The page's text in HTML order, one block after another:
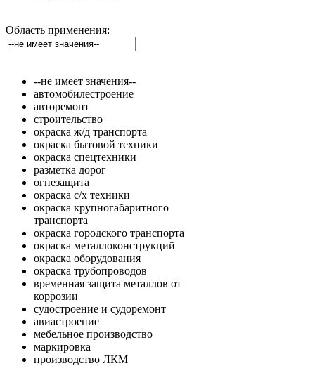
Область применения:
--не имеет значения--
автомобилестроение
авторемонт
строительство
окраска ж/д транспорта
окраска бытовой техники
окраска спецтехники
разметка дорог
огнезащита
окраска с/х техники
окраска крупногабаритного
транспорта
окраска городского транспорта
окраска металлоконструкций
окраска оборудования
окраска трубопроводов
временная защита металлов от
коррозии
судостроение и судоремонт
авиастроение
мебельное производство
маркировка
производство ЛКМ